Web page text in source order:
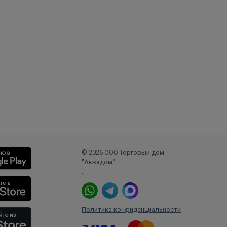
© 2026 ООО Торговый дом
"Аквадом".
.
Политика конфиденциальности